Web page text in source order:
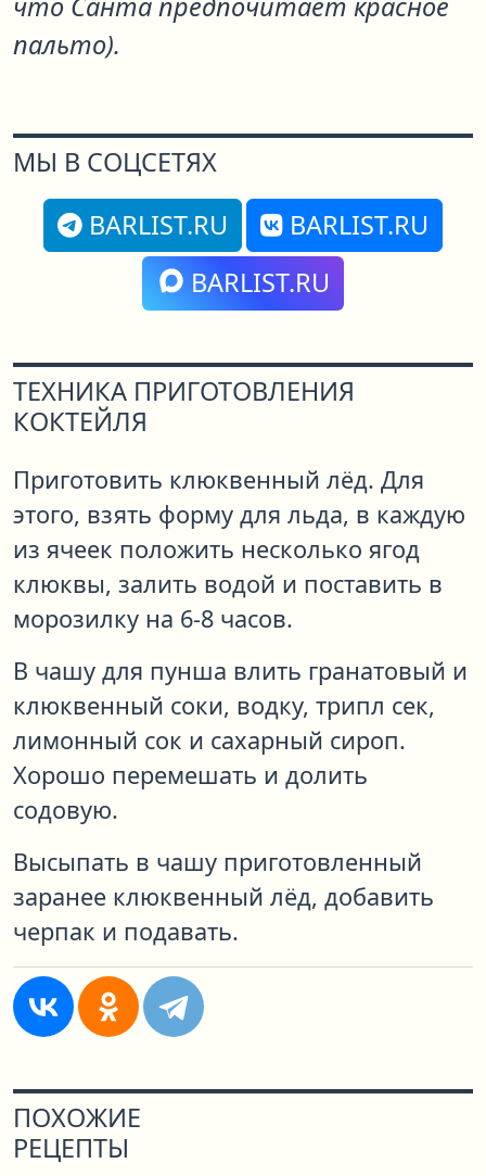
пальто).
МЫ В СОЦСЕТЯХ
BARLIST.RU
BARLIST.RU
BARLIST.RU
ТЕХНИКА ПРИГОТОВЛЕНИЯ
КОКТЕЙЛЯ
Приготовить клюквенный лёд. Для
этого, взять форму для льда, в каждую
из ячеек положить несколько ягод
клюквы, залить водой и поставить в
морозилку на 6-8 часов.
В чашу для пунша влить гранатовый и
клюквенный соки, водку, трипл сек,
лимонный сок и сахарный сироп.
Хорошо перемешать и долить
содовую.
Высыпать в чашу приготовленный
заранее клюквенный лёд, добавить
черпак и подавать.
ПОХОЖИЕ
РЕЦЕПТЫ